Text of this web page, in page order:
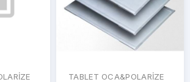
TABLET OCA&POLARİZE